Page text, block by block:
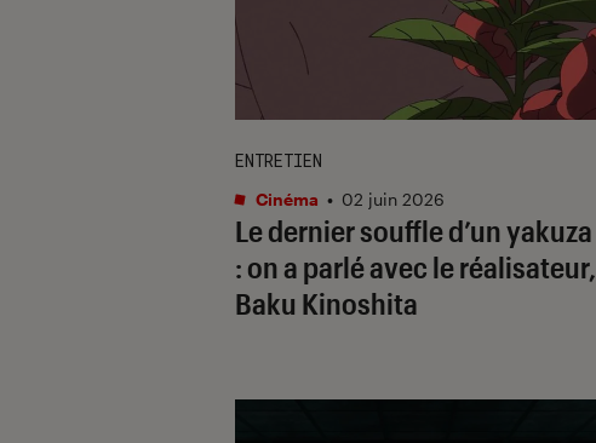
Le dernier souffle d’un yakuza
: on a parlé avec le réalisateur,
Baku Kinoshita
ENTRETIEN
Cinéma • 02 juin 2026